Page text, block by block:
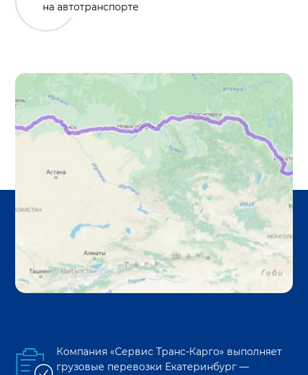
на автотранспорте
Компания «Сервис Транс-Карго» выполняет
грузовые перевозки Екатеринбург —